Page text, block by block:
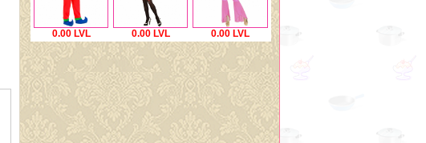
0.00 LVL 0.00 LVL 0.00 LVL